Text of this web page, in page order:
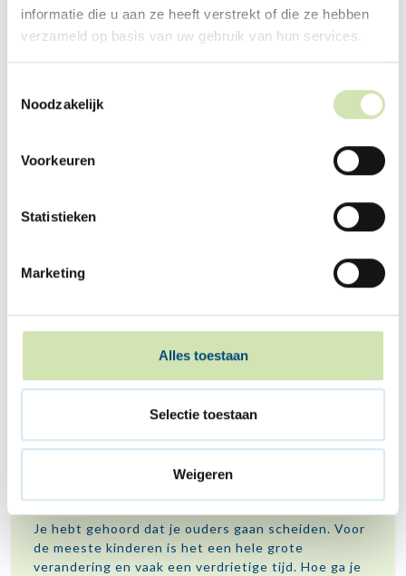
informatie die u aan ze heeft verstrekt of die ze hebben
verzameld op basis van uw gebruik van hun services.
Noodzakelijk
Voorkeuren
Statistieken
Marketing
Alles toestaan
Selectie toestaan
Weigeren
Alex
Vader van Cees
heel lastig. Gelukkig kan ik goed praten
Sofie
Gaan jouw ouders uit
elkaar?
Je hebt gehoord dat je ouders gaan scheiden. Voor
de meeste kinderen is het een hele grote
verandering en vaak een verdrietige tijd. Hoe ga je